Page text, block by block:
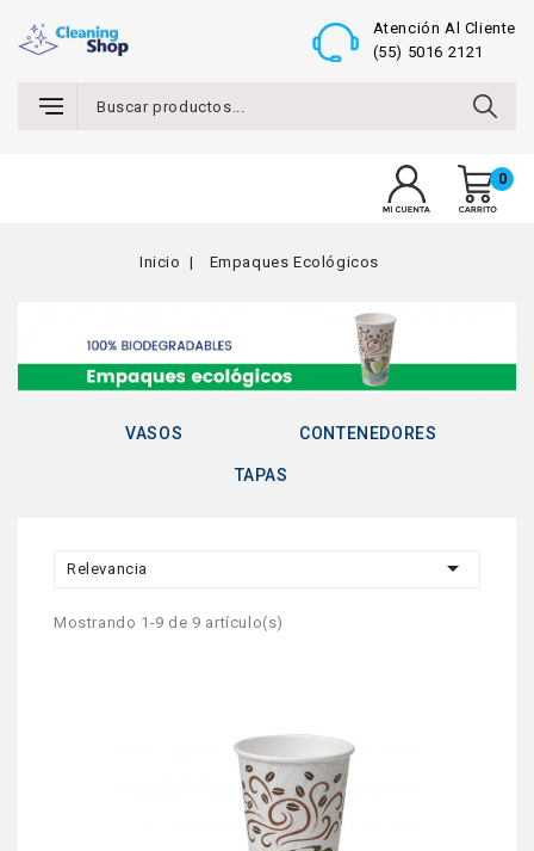
Atención Al Cliente
(55) 5016 2121
0
Inicio Empaques Ecológicos
VASOS CONTENEDORES
TAPAS
Relevancia 
Mostrando 1-9 de 9 artículo(s)